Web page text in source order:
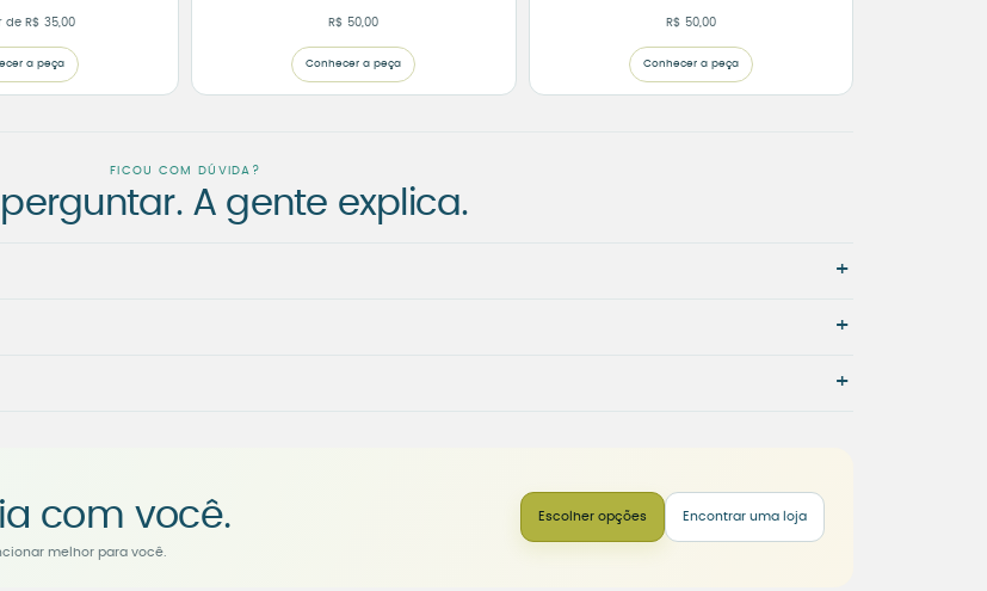
de R$ 35,00
a peça
R$ 50,00
Conhecer a peça
R$ 50,00
Conhecer a peça
FICOU COM DÚVIDA?
A gente explica.
+
+
+
com você.
melhor para você.
Escolher opções Encontrar uma loja